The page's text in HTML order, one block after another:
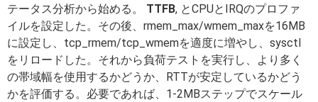
テータス分析から始める。 TTFB, とCPUとIRQのプロファ
イルを設定した。その後、rmem_max/wmem_maxを16MB
に設定し、tcp_rmem/tcp_wmemを適度に増やし、sysctl
をリロードした。それから負荷テストを実行し、より多く
の帯域幅を使用するかどうか、RTTが安定しているかどう
かを評価する。必要であれば、1-2MBステップでスケール